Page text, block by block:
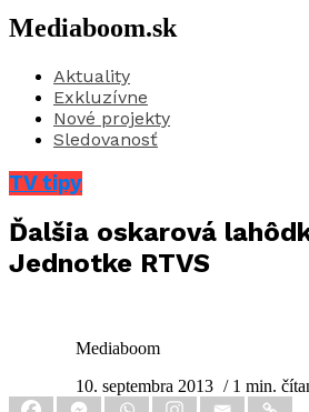
Mediaboom.sk
Aktuality
Exkluzívne
Nové projekty
Sledovanosť
TV tipy
Ďalšia oskarová
Jednotke RTVS
Mediaboom
10. septembra 2013 / 1 min.